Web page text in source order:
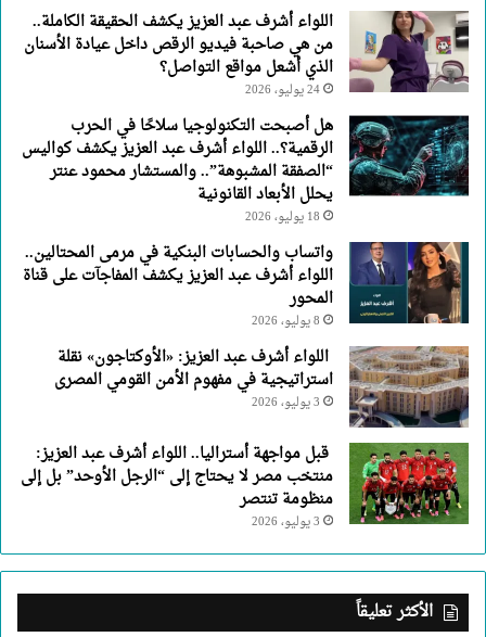
اللواء أشرف عبد العزيز يكشف الحقيقة الكاملة..
من هي صاحبة فيديو الرقص داخل عيادة الأسنان
الذي أشعل مواقع التواصل؟
24 يوليو، 2026
هل أصبحت التكنولوجيا سلاحًا في الحرب
الرقمية؟.. اللواء أشرف عبد العزيز يكشف كواليس
“الصفقة المشبوهة”.. والمستشار محمود عنتر
يحلل الأبعاد القانونية
18 يوليو، 2026
واتساب والحسابات البنكية في مرمى المحتالين..
اللواء أشرف عبد العزيز يكشف المفاجآت على قناة
المحور
8 يوليو، 2026
اللواء أشرف عبد العزيز: «الأوكتاجون» نقلة
استراتيجية في مفهوم الأمن القومي المصرى
3 يوليو، 2026
قبل مواجهة أستراليا.. اللواء أشرف عبد العزيز:
منتخب مصر لا يحتاج إلى “الرجل الأوحد” بل إلى
منظومة تنتصر
3 يوليو، 2026
الأكثر تعليقاً